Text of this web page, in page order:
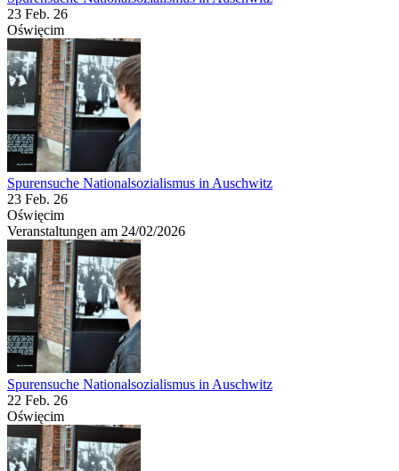
23 Feb. 26
Oświęcim
Spurensuche Nationalsozialismus in Auschwitz
23 Feb. 26
Oświęcim
Veranstaltungen am 24/02/2026
Spurensuche Nationalsozialismus in Auschwitz
22 Feb. 26
Oświęcim